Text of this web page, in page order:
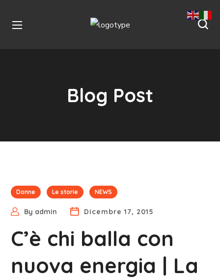
Blog Post
Donne Le storie NEWS
By admin Dicembre 17, 2015
C’è chi balla con
nuova energia | La